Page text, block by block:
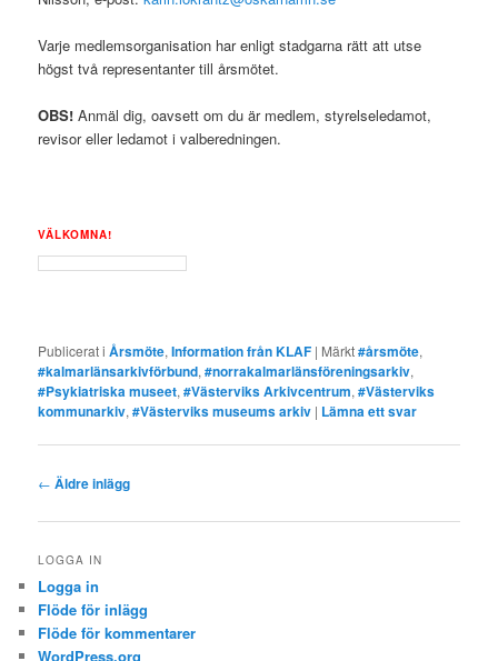
Varje medlemsorganisation har enligt stadgarna rätt att utse
högst två representanter till årsmötet.
OBS!Anmäl dig, oavsett om du är medlem, styrelseledamot,
revisor eller ledamot i valberedningen.
VÄLKOMNA!
Publicerat i Årsmöte,Information från KLAF | Märkt#årsmöte,
#kalmarlänsarkivförbund,#norrakalmarlänsföreningsarkiv,
#Psykiatriska museet,#Västerviks Arkivcentrum,#Västerviks
kommunarkiv,#Västerviks museums arkiv | Lämna ett svar
Inläggsnavigering
← Äldre inlägg
LOGGA IN
Logga in
Flöde för inlägg
Flöde för kommentarer
WordPress.org